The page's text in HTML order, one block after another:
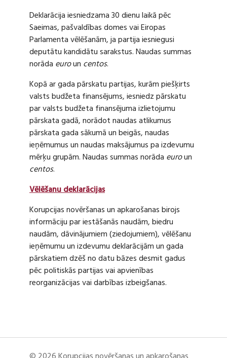
Deklarācija iesniedzama 30 dienu laikā pēc
Saeimas, pašvaldības domes vai Eiropas
Parlamenta vēlēšanām, ja partija iesniegusi
deputātu kandidātu sarakstus. Naudas summas
norāda euroun centos.
Kopā ar gada pārskatu partijas, kurām piešķirts
valsts budžeta finansējums, iesniedz pārskatu
par valsts budžeta finansējuma izlietojumu
pārskata gadā, norādot naudas atlikumus
pārskata gada sākumā un beigās, naudas
ieņēmumus un naudas maksājumus pa izdevumu
mērķu grupām. Naudas summas norāda euroun
centos.
Vēlēšanu deklarācijas
Korupcijas novēršanas un apkarošanas birojs
informāciju par iestāšanās naudām, biedru
naudām, dāvinājumiem (ziedojumiem), vēlēšanu
ieņēmumu un izdevumu deklarācijām un gada
pārskatiem dzēš no datu bāzes desmit gadus
pēc politiskās partijas vai apvienības
reorganizācijas vai darbības izbeigšanas.